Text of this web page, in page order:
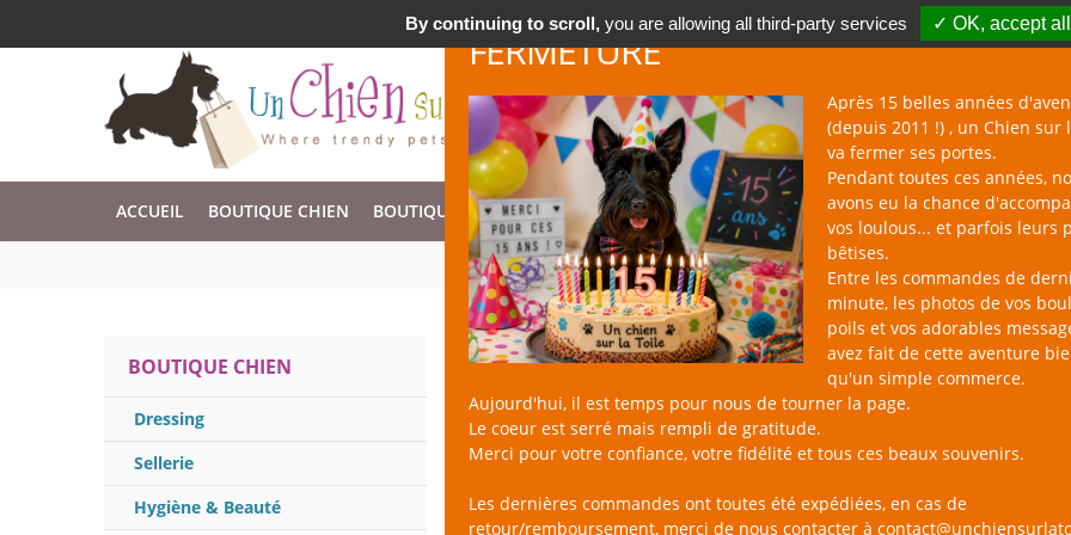
Accessoires & Design pour Chien, Chat, et Nac !
FERMETURE
Après 15 belles années
(depuis 2011 !) , un Chien sur
va fermer ses portes.
Pendant toutes ces années,
avons eu la chance
vos loulous... et parfois leurs
bêtises.
Entre les commandes de
minute, les photos de vos
poils et vos adorables
avez fait de cette aventure
qu'un simple commerce.
Aujourd'hui, il est temps pour nous de tourner la page.
Le coeur est serré mais rempli de gratitude.
Merci pour votre confiance, votre fidélité et tous ces beaux souvenirs.
Les dernières commandes ont toutes été expédiées, en cas de
retour/remboursement, merci de nous contacter à
ACCUEIL BOUTIQUE CHIEN BOUTIQUE CHAT BOUTIQUE NAC NOUVEAUTÉS BLOG CONTACT
BOUTIQUE CHIEN
Dressing
Sellerie
Hygiène & Beauté
Ramasse-crottes
By continuing to scroll,you are allowing all third-party services ✓ OK, accept all